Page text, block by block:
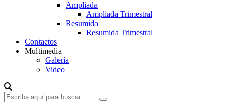
Ampliada
Ampliada Trimestral
Resumida
Resumida Trimestral
Contactos
Multimedia
Galería
Video